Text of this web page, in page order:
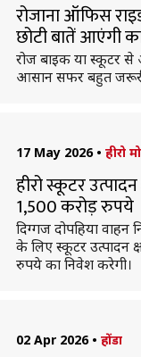
रोजाना ऑफिस
छोटी बातें आएंगी
रोज बाइक या स्कूटर
आसान सफर बहुत जरूरी
17 May 2026 • हीरो
हीरो स्कूटर
1,500 करोड़ रुपये
दिग्गज दोपहिया वाहन
के लिए स्कूटर उत्पादन
रुपये का निवेश करेगी।
02 Apr 2026 • होंडा